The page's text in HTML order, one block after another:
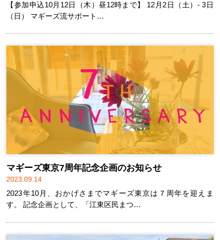
【参加申込10月12日（木）昼12時まで】 12月2日（土）- 3日
（日） マギーズ流サポート…
マギーズ東京7周年記念企画のお知らせ
2023.09.14
2023年10月、おかげさまでマギーズ東京は７周年を迎えま
す。 記念企画として、「江東区民まつ…